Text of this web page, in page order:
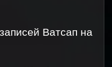
Ватсап на